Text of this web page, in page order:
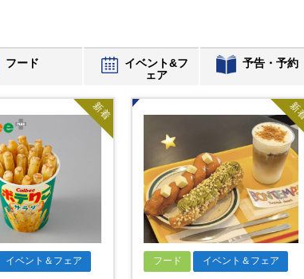
フード
イベント&フ
ェア
予告・予約
新着
イベント＆フェア
新
フード イベント＆フェア